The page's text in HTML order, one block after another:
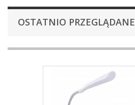
OSTATNIO PRZEGLĄDANE